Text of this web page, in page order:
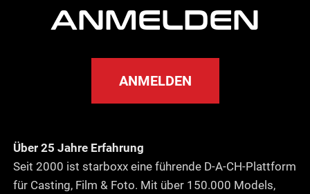
ANMELDEN
ANMELDEN
Über 25 Jahre Erfahrung
Seit 2000 ist starboxx eine führende D-A-CH-Plattform
für Casting, Film & Foto. Mit über 150.000 Models,